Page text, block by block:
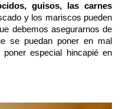
guisos, las carnes
y los mariscos pueden
debemos asegurarnos de
se puedan poner en mal
especial hincapié en